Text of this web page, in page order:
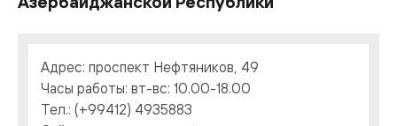
Адрес: проспект Нефтяников, 49
Часы работы: вт-вс: 10.00-18.00
Тел.: (+99412) 4935883